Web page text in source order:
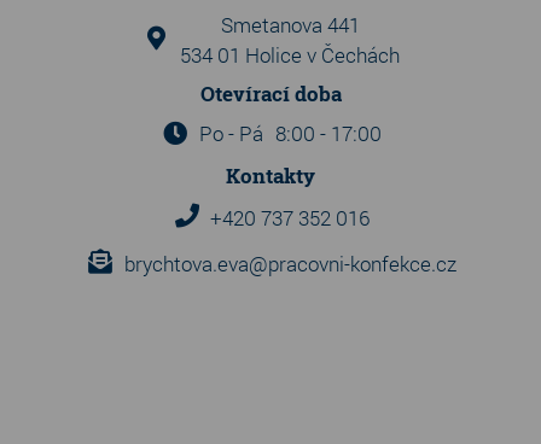
Smetanova 441
534 01 Holice v Čechách
Otevírací doba
Po - Pá 8:00 - 17:00
Kontakty
+420 737 352 016
brychtova.eva@pracovni-konfekce.cz